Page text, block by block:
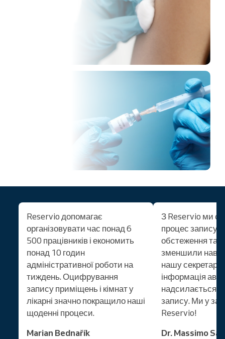
Reservio допомагає
організовувати час понад 6
500 працівників і економить
понад 10 годин
адміністративної роботи на
тиждень. Оцифрування
запису приміщень і кімнат у
лікарні значно покращило наші
щоденні процеси.
Marian Bednařík
З Reservio ми
процес запису
обстеження та
зменшили
нашу
інформація
надсилається
запису. Ми у
Reservio!
Dr. Massimo